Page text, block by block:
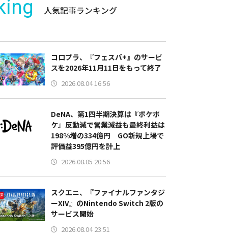
人気記事ランキング
コロプラ、『フェスバ+』のサービ
スを2026年11月11日をもって終了
2026.08.04 16:56
DeNA、第1四半期決算は『ポケポ
ケ』反動減で営業減益も最終利益は
198%増の334億円 GO新規上場で
評価益395億円を計上
2026.08.05 20:56
スクエニ、『ファイナルファンタジ
ーXIV』のNintendo Switch 2版の
サービス開始
2026.08.04 23:51